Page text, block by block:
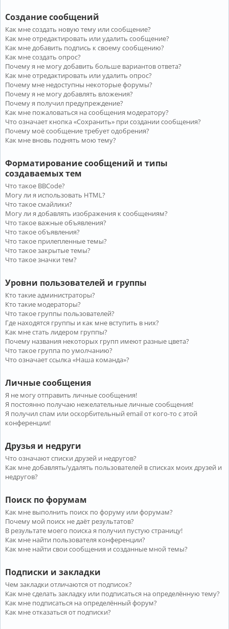
Создание сообщений
Как мне создать новую тему или сообщение?
Как мне отредактировать или удалить сообщение?
Как мне добавить подпись к своему сообщению?
Как мне создать опрос?
Почему я не могу добавить больше вариантов ответа?
Как мне отредактировать или удалить опрос?
Почему мне недоступны некоторые форумы?
Почему я не могу добавлять вложения?
Почему я получил предупреждение?
Как мне пожаловаться на сообщения модератору?
Что означает кнопка «Сохранить» при создании сообщения?
Почему моё сообщение требует одобрения?
Как мне вновь поднять мою тему?
Форматирование сообщений и типы
создаваемых тем
Что такое BBCode?
Могу ли я использовать HTML?
Что такое смайлики?
Могу ли я добавлять изображения к сообщениям?
Что такое важные объявления?
Что такое объявления?
Что такое прилепленные темы?
Что такое закрытые темы?
Что такое значки тем?
Уровни пользователей и группы
Кто такие администраторы?
Кто такие модераторы?
Что такое группы пользователей?
Где находятся группы и как мне вступить в них?
Как мне стать лидером группы?
Почему названия некоторых групп имеют разные цвета?
Что такое группа по умолчанию?
Что означает ссылка «Наша команда»?
Личные сообщения
Я не могу отправить личные сообщения!
Я постоянно получаю нежелательные личные сообщения!
Я получил спам или оскорбительный email от кого-то с этой
конференции!
Друзья и недруги
Что означают списки друзей и недругов?
Как мне добавлять/удалять пользователей в списках моих друзей и
недругов?
Поиск по форумам
Как мне выполнить поиск по форуму или форумам?
Почему мой поиск не даёт результатов?
В результате моего поиска я получил пустую страницу!
Как мне найти пользователя конференции?
Как мне найти свои сообщения и созданные мной темы?
Подписки и закладки
Чем закладки отличаются от подписок?
Как мне сделать закладку или подписаться на определённую тему?
Как мне подписаться на определённый форум?
Как мне отказаться от подписки?